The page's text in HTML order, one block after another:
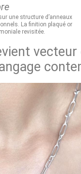
une structure d’anneaux
La finition plaqué or
revisitée.
vecteur